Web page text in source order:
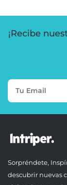
¡Recibe
Sorpréndete,
descubrir nuevas